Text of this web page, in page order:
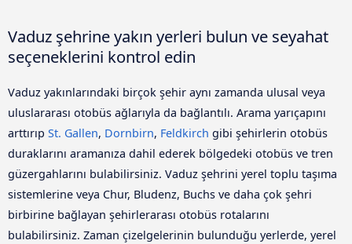
Vaduz şehrine yakın yerleri bulun ve seyahat
seçeneklerini kontrol edin
Vaduz yakınlarındaki birçok şehir aynı zamanda ulusal veya
uluslararası otobüs ağlarıyla da bağlantılı. Arama yarıçapını
arttırıp St. Gallen, Dornbirn, Feldkirch gibi şehirlerin otobüs
duraklarını aramanıza dahil ederek bölgedeki otobüs ve tren
güzergahlarını bulabilirsiniz. Vaduz şehrini yerel toplu taşıma
sistemlerine veya Chur, Bludenz, Buchs ve daha çok şehri
birbirine bağlayan şehirlerarası otobüs rotalarını
bulabilirsiniz. Zaman çizelgelerinin bulunduğu yerlerde, yerel